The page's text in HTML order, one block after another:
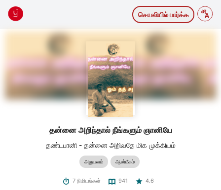
செயலியில் பார்க்க
தன்னை அறிந்தால் நீங்களும் ஞானியே
தண்டபானி - தன்னை அறிவதே மிக முக்கியம்
அனுபவம் ஆன்மீகம்
7 நிமிடங்கள் 941 4.6